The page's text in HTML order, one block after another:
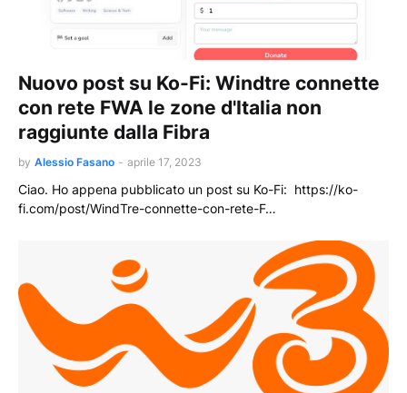
Nuovo post su Ko-Fi: Windtre connette
con rete FWA le zone d'Italia non
raggiunte dalla Fibra
by Alessio Fasano - aprile 17, 2023
Ciao. Ho appena pubblicato un post su Ko-Fi: https://ko-
fi.com/post/WindTre-connette-con-rete-F…